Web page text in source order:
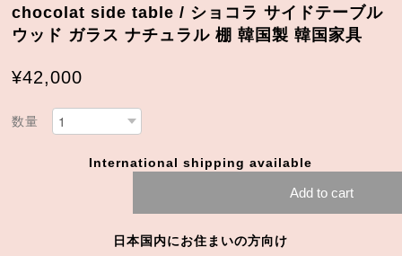
chocolat side table / ショコラ サイドテーブル
ウッド ガラス ナチュラル 棚 韓国製 韓国家具
¥42,000
数量
International shipping available
Add to cart
日本国内にお住まいの方向け